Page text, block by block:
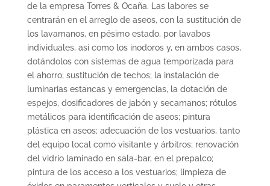
de la empresa Torres & Ocaña. Las labores se
centrarán en el arreglo de aseos, con la sustitución de
los lavamanos, en pésimo estado, por lavabos
individuales, así como los inodoros y, en ambos casos,
dotándolos con sistemas de agua temporizada para
el ahorro; sustitución de techos; la instalación de
luminarias estancas y emergencias, la dotación de
espejos, dosificadores de jabón y secamanos; rótulos
metálicos para identificación de aseos; pintura
plástica en aseos; adecuación de los vestuarios, tanto
del equipo local como visitante y árbitros; renovación
del vidrio laminado en sala-bar, en el prepalco;
pintura de los acceso a los vestuarios; limpieza de